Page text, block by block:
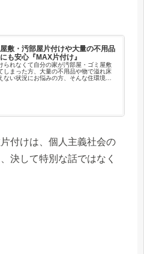
敷・汚部屋片付けや大量の不用品
も安心『MAX片付け』
られなくて自分の家が汚部屋・ゴミ屋敷
しまった方、大量の不用品や物で溢れ床
ない状況にお悩みの方、そんな住環境を
付けは、個人主義社会の
決して特別な話ではなく